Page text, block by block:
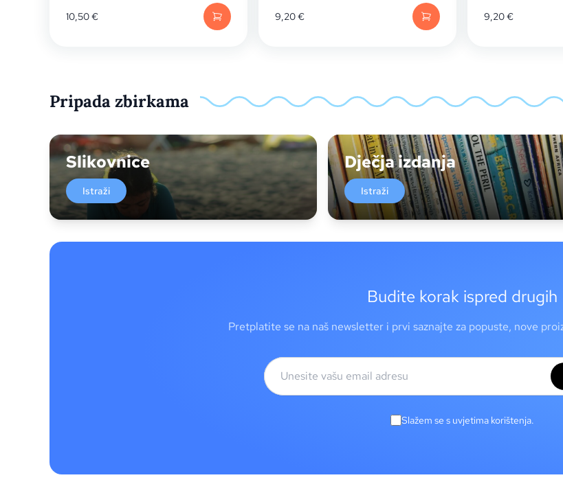
10,50€
9,20€ 9,20€
Pripada zbirkama
Slikovnice
Istraži
Dječja izdanja
Istraži
Budite korak ispred drugih
Pretplatite se na naš newsletter i prvi saznajte za popuste, nove
Slažem se s uvjetima korištenja.